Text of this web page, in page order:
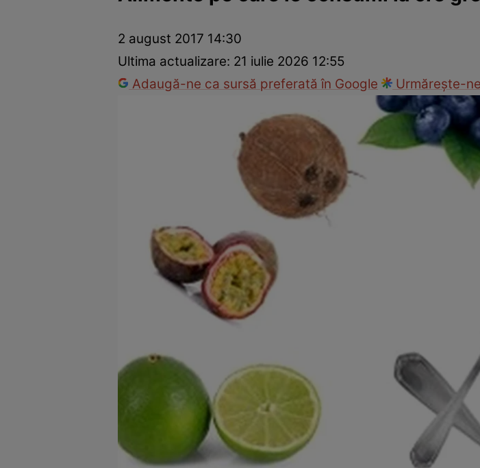
Mâncăruri rapide Rețete cu legume
2 august 2017 14:30
Ultima actualizare: 21 iulie 2026 12:55
Adaugă-ne ca sursă preferată în Google
Urmărește-